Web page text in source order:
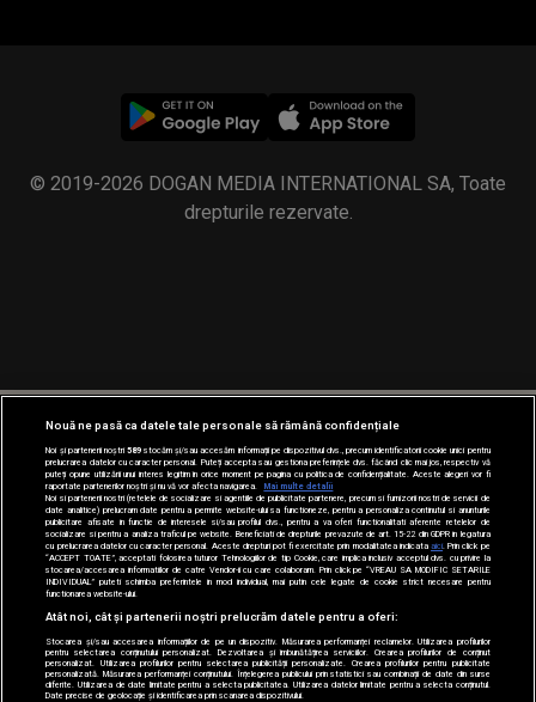
© 2019-2026 DOGAN MEDIA INTERNATIONAL SA, Toate
drepturile rezervate.
Nouă ne pasă ca datele tale personale să rămână confidențiale
Noi și partenerii noștri589stocăm și/sau accesăm informații pe dispozitivul dvs., precum identificatorii cookie unici pentru
prelucrarea datelor cu caracter personal. Puteți accepta sau gestiona preferințele dvs. făcând clic mai jos, respectiv vă
puteți opune utilizării unui interes legitim în orice moment pe pagina cu politica de confidențialitate. Aceste alegeri vor fi
raportate partenerilor noștri și nu vă vor afecta navigarea.
Mai multe detalii
Noi si partenerii nostri (retelele de socializare si agentiile de publicitate partenere, precum si furnizorii nostri de servicii de
date analitice) prelucram date pentru a permite website-ului sa functioneze, pentru a personaliza continutul si anunturile
publicitare afisate in functie de interesele si/sau profilul dvs., pentru a va oferi functionalitati aferente retelelor de
socializare si pentru a analiza traficul pe website. Beneficiati de drepturile prevazute de art. 15-22 din GDPR in legatura
cu prelucrarea datelor cu caracter personal. Aceste drepturi pot fi exercitate prin modalitatea indicataaici . Prin click pe
“ACCEPT TOATE”, acceptati folosirea tuturor Tehnologiilor de tip Cookie, care implica inclusiv acceptul dvs. cu privire la
stocarea/accesarea informatiilor de catre Vendor-ii cu care colaboram. Prin click pe “VREAU SA MODIFIC SETARILE
INDIVIDUAL” puteti schimba preferintele in mod individual, mai putin cele legate de cookie strict necesare pentru
functionarea website-ului.
Atât noi, cât și partenerii noștri prelucrăm datele pentru a oferi:
Stocarea și/sau accesarea informațiilor de pe un dispozitiv. Măsurarea performanței reclamelor. Utilizarea profilurilor
pentru selectarea conținutului personalizat. Dezvoltarea și îmbunătățirea serviciilor. Crearea profilurilor de conținut
personalizat. Utilizarea profilurilor pentru selectarea publicității personalizate. Crearea profilurilor pentru publicitate
personalizată. Măsurarea performanței conținutului. Înțelegerea publicului prin statistici sau combinații de date din surse
diferite. Utilizarea de date limitate pentru a selecta publicitatea. Utilizarea datelor limitate pentru a selecta conținutul.
Date precise de geolocație și identificarea prin scanarea dispozitivului.